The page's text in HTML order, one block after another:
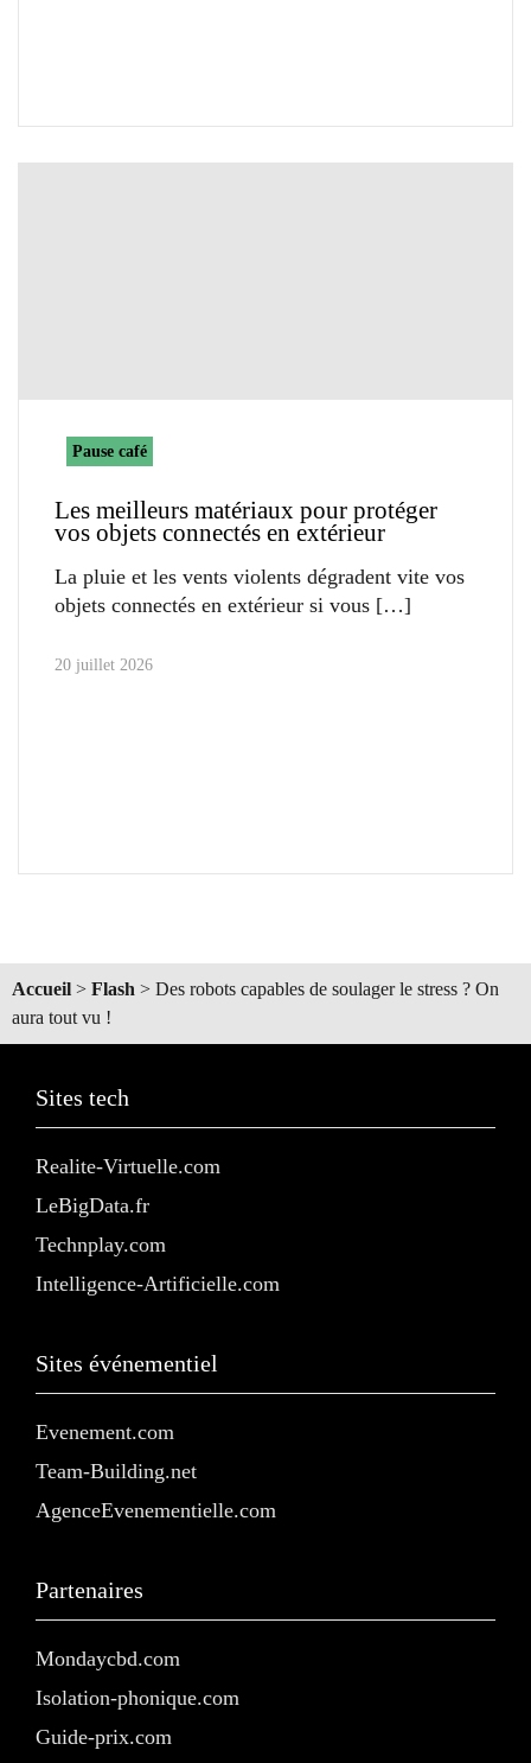
Pause café
Les meilleurs matériaux pour protéger
vos objets connectés en extérieur
La pluie et les vents violents dégradent vite vos
objets connectés en extérieur si vous
20 juillet 2026
Accueil > Flash > Des robots capables de soulager le stress ? On
aura tout vu !
Sites tech
Realite-Virtuelle.com
LeBigData.fr
Technplay.com
Intelligence-Artificielle.com
Sites événementiel
Evenement.com
Team-Building.net
AgenceEvenementielle.com
Partenaires
Mondaycbd.com
Isolation-phonique.com
Guide-prix.com